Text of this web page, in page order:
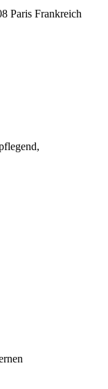
Paris Frankreich
,